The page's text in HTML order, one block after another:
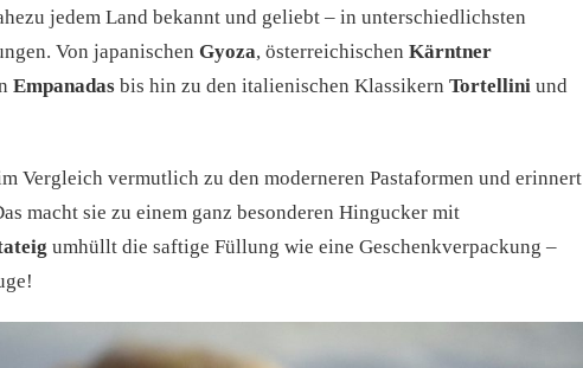
jedem Land bekannt und geliebt – in unterschiedlichsten
Von japanischen Gyoza, österreichischen Kärntner
Empanadas bis hin zu den italienischen Klassikern Tortellini und
Vergleich vermutlich zu den moderneren Pastaformen und erinnert
macht sie zu einem ganz besonderen Hingucker mit
umhüllt die saftige Füllung wie eine Geschenkverpackung –